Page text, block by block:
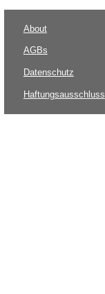
About
AGBs
Datenschutz
Haftungsausschluss